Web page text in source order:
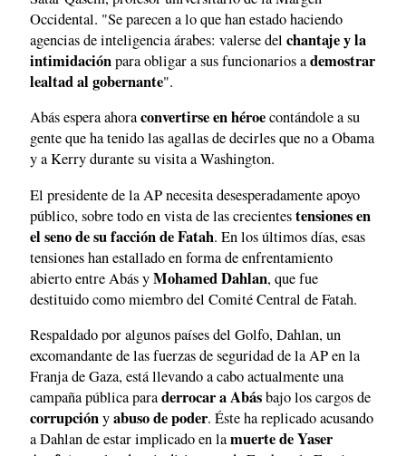
Occidental. "Se parecen a lo que han estado haciendo
agencias de inteligencia árabes: valerse del chantaje y la
intimidaciónpara obligar a sus funcionarios ademostrar
lealtad al gobernante".
Abás espera ahoraconvertirse en héroecontándole a su
gente que ha tenido las agallas de decirles que no a Obama
y a Kerry durante su visita a Washington.
El presidente de la AP necesita desesperadamente apoyo
público, sobre todo en vista de las crecientestensiones en
el seno de su facción de Fatah. En los últimos días, esas
tensiones han estallado en forma de enfrentamiento
abierto entre Abás yMohamed Dahlan, que fue
destituido como miembro del Comité Central de Fatah.
Respaldado por algunos países del Golfo, Dahlan, un
excomandante de las fuerzas de seguridad de la AP en la
Franja de Gaza, está llevando a cabo actualmente una
campaña pública paraderrocar a Abásbajo los cargos de
corrupciónyabuso de poder. Éste ha replicado acusando
a Dahlan de estar implicado en lamuerte de Yaser